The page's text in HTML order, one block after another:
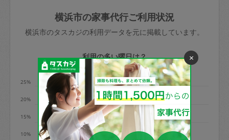
依頼者不在による当日キャンセル＝依頼
金額の100%＋交通費全額
※例：依頼日時／土曜日午前9時開始の場
合、水曜日午前9時以降はキャンセル料が
発生
水曜日9時〜金曜日9時まで＝依頼料金の
50%
金曜日9時～土曜日8時まで＝依頼金額の
100%
きた場合は損害保険の対象外となるので
ご注意ください。
玉、など
あわせてこちらも参照ください：初めて
利用します。注意しなくてはいけない点
はありますか？
横浜市の家事代行ご利用状況
横浜市のタスカジの利用データを元に掲載しています。
利用の多い曜日は？
10%
15%
20%
25%
×